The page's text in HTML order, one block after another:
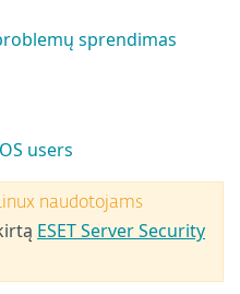
sprendimas
users
naudotojams
ESET Server Security